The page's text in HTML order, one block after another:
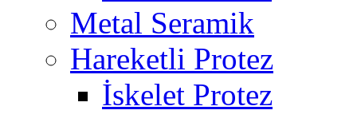
Metal Seramik
Hareketli Protez
İskelet Protez